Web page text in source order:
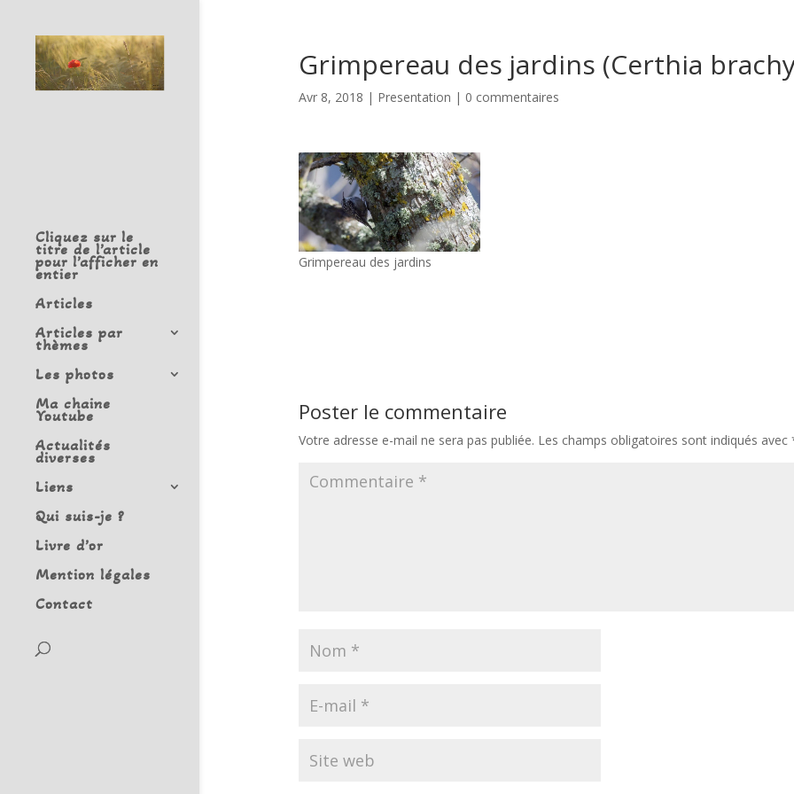
Cliquez sur le
titre de l’article
pour l’afficher en
entier
Articles
Articles par
thèmes
Les photos
Ma chaine
Youtube
Actualités
diverses
Liens
Qui suis-je ?
Livre d’or
Mention légales
Contact
Grimpereau des jardins (Certhia
Avr 8, 2018 | Presentation | 0 commentaires
Grimpereau des jardins
Poster le commentaire
Votre adresse e-mail ne sera pas publiée. Les champs obligatoires sont indiqués avec